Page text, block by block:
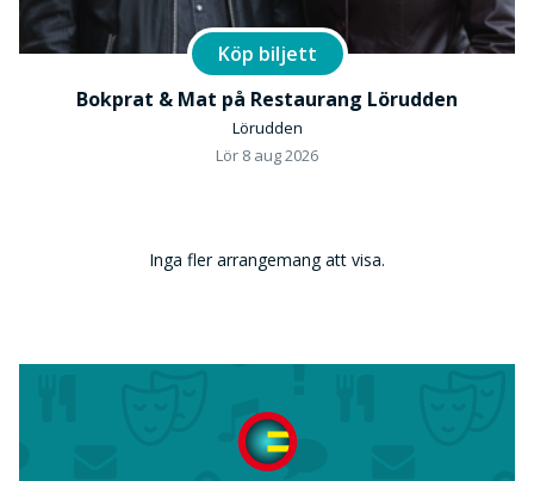
Köp biljett
Bokprat & Mat på Restaurang Lörudden
Lörudden
Lör 8 aug 2026
Inga fler arrangemang att visa.